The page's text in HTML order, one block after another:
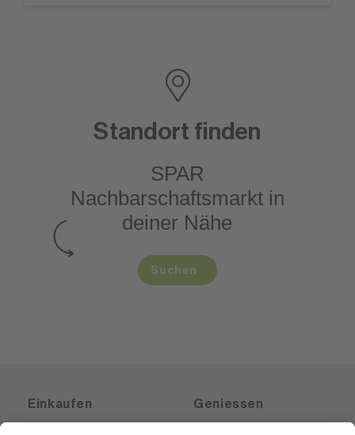
Standort finden
SPAR
Nachbarschaftsmarktin
deiner Nähe
Suchen
Einkaufen Geniessen